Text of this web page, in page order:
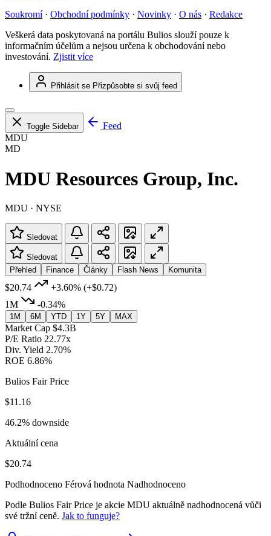
Soukromí · Obchodní podmínky · Novinky · O nás · Redakce
Veškerá data poskytovaná na portálu Bulios slouží pouze k
informačním účelům a nejsou určena k obchodování nebo
investování. Zjistit více
Přihlásit se Přizpůsobte si svůj feed
Toggle Sidebar
Feed
MDU
MD
MDU Resources Group, Inc.
MDU · NYSE
Sledovat
Sledovat
Přehled
Finance Články Flash News Komunita
$20.74 +3.60% (+$0.72)
1M
-0.34%
1M 6M YTD 1Y 5Y MAX
Market Cap $4.3B
P/E Ratio 22.77x
Div. Yield 2.70%
ROE 6.86%
Bulios Fair Price
$11.16
46.2% downside
Aktuální cena
$20.74
Podhodnoceno Férová hodnota Nadhodnoceno
Podle Bulios Fair Price je akcie MDU aktuálně nadhodnocená vůči
své tržní ceně. Jak to funguje?